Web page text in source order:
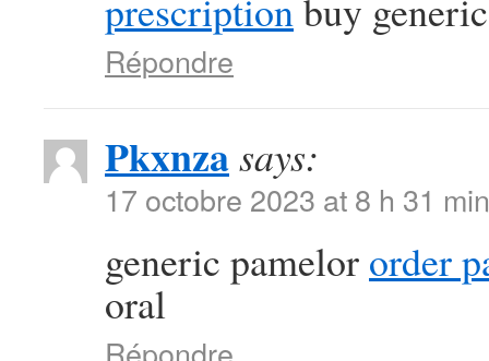
prescriptionbuy
Répondre
Pkxnzasays:
17 octobre 2023 at 8 h 31 min
generic pamelor order
oral